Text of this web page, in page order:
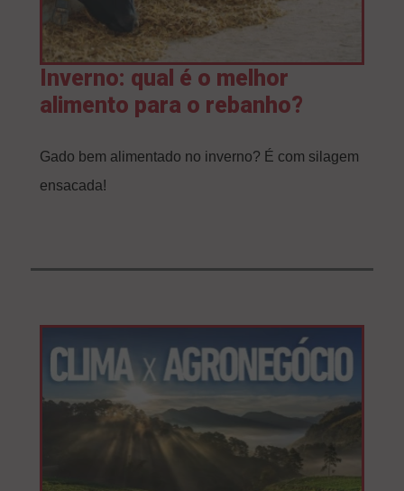
Inverno: qual é o melhor
alimento para o rebanho?
Gado bem alimentado no inverno? É com silagem
ensacada!